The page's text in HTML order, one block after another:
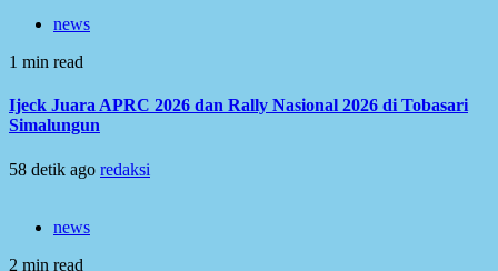
news
1 min read
Ijeck Juara APRC 2026 dan Rally Nasional 2026 di Tobasari
Simalungun
58 detik ago redaksi
news
2 min read